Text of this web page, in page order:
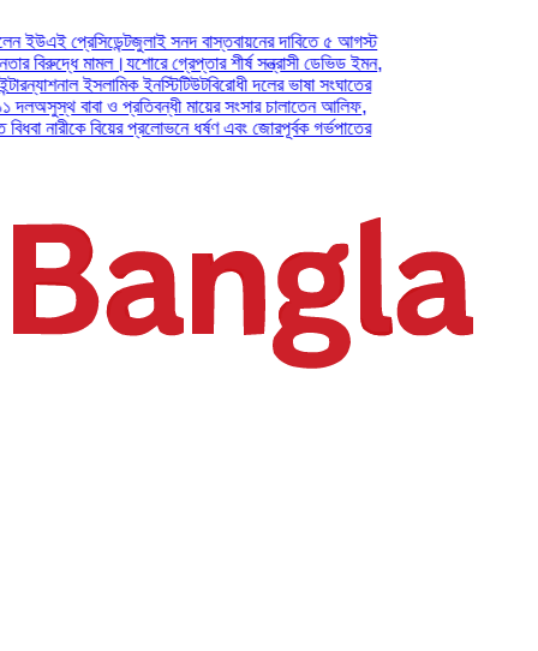
প্রেসিডেন্টজুলাই সনদ বাস্তবায়নের দাবিতে ৫ আগস্ট
মামল।যশোরে গ্রেপ্তার শীর্ষ সন্ত্রাসী ডেভিড ইমন,
ইসলামিক ইনস্টিটিউটবিরোধী দলের ভাষা সংঘাতের
বাবা ও প্রতিবন্ধী মায়ের সংসার চালাতেন আলিফ,
বিয়ের প্রলোভনে ধর্ষণ এবং জোরপূর্বক গর্ভপাতের